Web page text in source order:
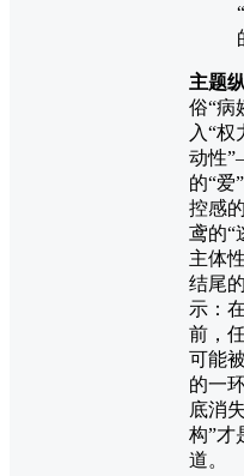
主题
俗“病
入“权
动性
的“爱
控感
鸢的“
主体
结尾
示：
前，
可能
的一
底消
构”才
道。